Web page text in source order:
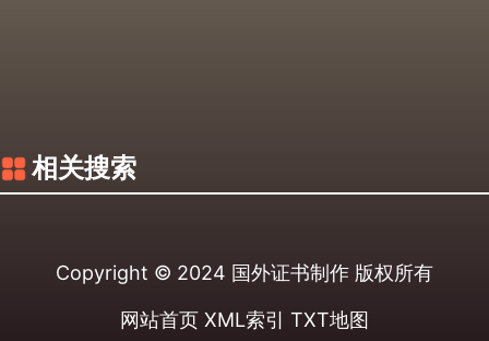
相关搜索
Copyright © 2024 国外证书制作 版权所有
网站首页 XML索引 TXT地图